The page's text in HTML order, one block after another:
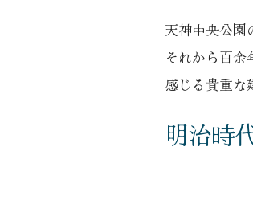
天神中央公園
それから百余
感じる貴重な
明治時